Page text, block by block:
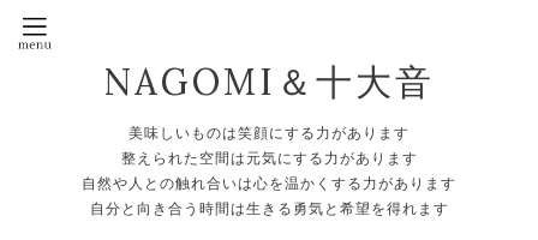
NAGOMI＆十大音
美味しいものは笑顔にする力があります
整えられた空間は元気にする力があります
自然や人との触れ合いは心を温かくする力があります
自分と向き合う時間は生きる勇気と希望を得れます